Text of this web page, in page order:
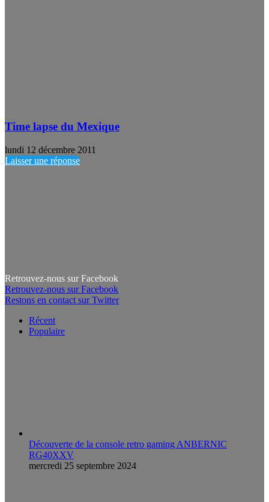
Time lapse du Mexique
lundi 12 décembre 2011
Laisser une réponse
Retrouvez-nous sur Facebook
Retrouvez-nous sur Facebook
Restons en contact sur Twitter
Récent
Populaire
Découverte de la console retro gaming ANBERNIC
RG40XXV
mercredi 25 septembre 2024